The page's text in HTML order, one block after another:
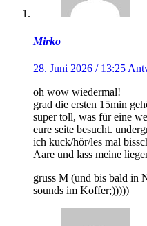
Mirko
28. Juni 2026 / 13:25
oh wow wiedermal!
grad die ersten 15min
super toll, was für eine
eure seite besucht.
ich kuck/hör/les mal
Aare und lass meine
gruss M (und bis bald in
sounds im Koffer;)))))